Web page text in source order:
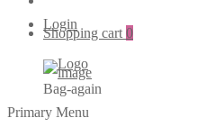
Login
Shopping cart 0
Bag-again
Primary Menu